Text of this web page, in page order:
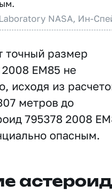
NASA, Ин-
точный размер
EM85 не
исходя из
метров до
795378 2008
опасным.